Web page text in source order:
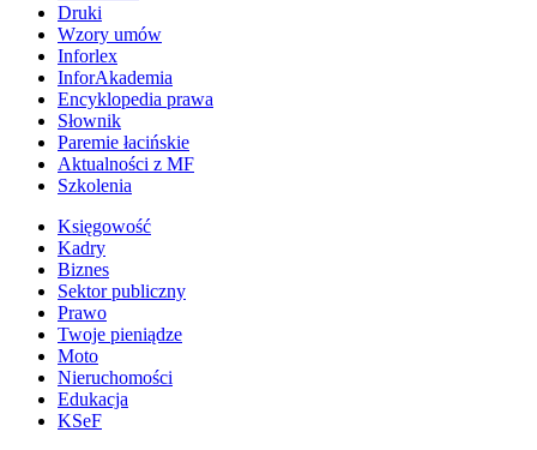
Druki
Wzory umów
Inforlex
InforAkademia
Encyklopedia prawa
Słownik
Paremie łacińskie
Aktualności z MF
Szkolenia
Księgowość
Kadry
Biznes
Sektor publiczny
Prawo
Twoje pieniądze
Moto
Nieruchomości
Edukacja
KSeF